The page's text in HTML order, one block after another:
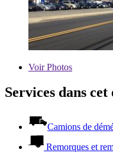
VoirPhotos
Services dans
Camions de
Remorques et